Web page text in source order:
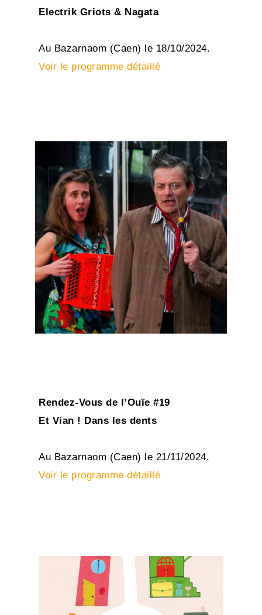
Electrik Griots & Nagata
Au Bazarnaom (Caen) le 18/10/2024.
Voir le programme détaillé
Rendez-Vous de l’Ouïe #19
Et Vian ! Dans les dents
Au Bazarnaom (Caen) le 21/11/2024.
Voir le programme détaillé